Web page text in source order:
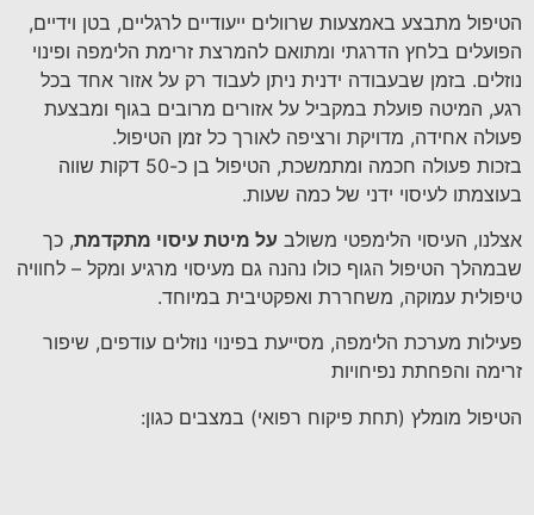
הטיפול מתבצע באמצעות שרוולים ייעודיים לרגליים, בטן וידיים,
הפועלים בלחץ הדרגתי ומתואם להמרצת זרימת הלימפה ופינוי
נוזלים. בזמן שבעבודה ידנית ניתן לעבוד רק על אזור אחד בכל
רגע, המיטה פועלת במקביל על אזורים מרובים בגוף ומבצעת
פעולה אחידה, מדויקת ורציפה לאורך כל זמן הטיפול.
בזכות פעולה חכמה ומתמשכת, הטיפול בן כ-50 דקות שווה
בעוצמתו לעיסוי ידני של כמה שעות.
אצלנו, העיסוי הלימפטי משולב על מיטת עיסוי מתקדמת, כך
שבמהלך הטיפול הגוף כולו נהנה גם מעיסוי מרגיע ומקל – לחוויה
טיפולית עמוקה, משחררת ואפקטיבית במיוחד.
פעילות מערכת הלימפה, מסייעת בפינוי נוזלים עודפים, שיפור
זרימה והפחתת נפיחויות
הטיפול מומלץ (תחת פיקוח רפואי) במצבים כגון: